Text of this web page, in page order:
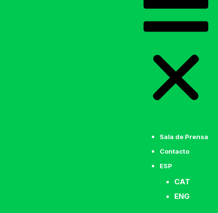
Sala de Prensa
Contacto
ESP
CAT
ENG